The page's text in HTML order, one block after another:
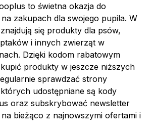
to świetna okazja do
zakupach dla swojego pupila. W
się produkty dla psów,
i innych zwierząt w
Dzięki kodom rabatowym
produkty w jeszcze niższych
sprawdzać strony
udostępniane są kody
oraz subskrybować newsletter
bieżąco z najnowszymi ofertami i